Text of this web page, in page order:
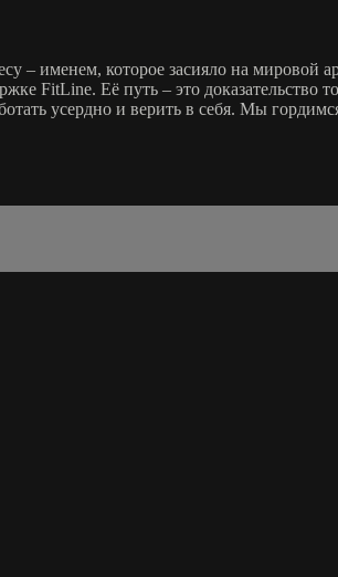
– именем, которое засияло на мировой
FitLine. Её путь – это доказательство
усердно и верить в себя. Мы